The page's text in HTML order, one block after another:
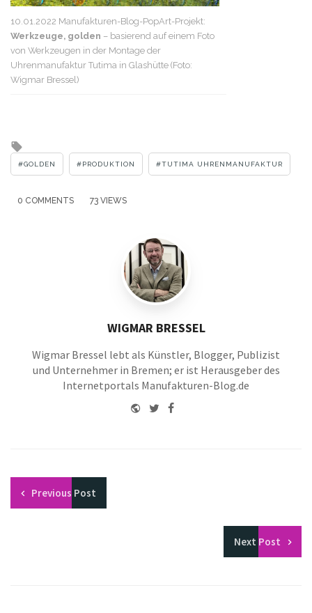
10.01.2022 Manufakturen-Blog-PopArt-Projekt:
Werkzeuge, golden – basierend auf einem Foto
von Werkzeugen in der Montage der
Uhrenmanufaktur Tutima in Glashütte (Foto:
Wigmar Bressel)
with
GOLDEN PRODUKTION TUTIMA UHRENMANUFAKTUR
0 COMMENTS 73 VIEWS
WIGMAR BRESSEL
Wigmar Bressel lebt als Künstler, Blogger, Publizist
und Unternehmer in Bremen; er ist Herausgeber des
Internetportals Manufakturen-Blog.de
WebsiteTwitterFacebook
Previous Post
Next Post